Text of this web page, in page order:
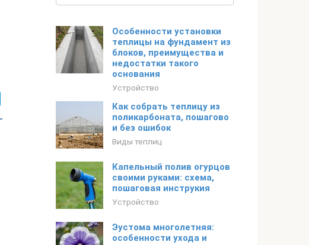
Особенности установки
теплицы на фундамент из
блоков, преимущества и
недостатки такого
основания
Устройство
Как собрать теплицу из
поликарбоната, пошагово
и без ошибок
Виды теплиц
Капельный полив огурцов
своими руками: схема,
пошаговая инструкия
Устройство
Эустома многолетняя:
особенности ухода и